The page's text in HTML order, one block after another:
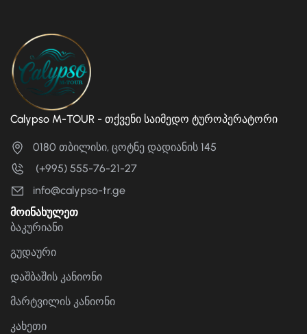
Calypso M-TOUR - თქვენი საიმედო ტუროპერატორი
0180 თბილისი, ცოტნე დადიანის 145
(+995) 555-76-21-27
info@calypso-tr.ge
მოინახულეთ
ბაკურიანი
გუდაური
დაშბაშის კანიონი
მარტვილის კანიონი
კახეთი